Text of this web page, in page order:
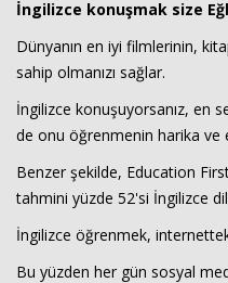
İngilizce konuşmak size
Dünyanın en iyi filmlerinin,
sahip olmanızı sağlar.
İngilizce konuşuyorsanız, en
de onu öğrenmenin harika ve
Benzer şekilde, Education
tahmini yüzde 52'si İngilizce
İngilizce öğrenmek,
Bu yüzden her gün sosyal